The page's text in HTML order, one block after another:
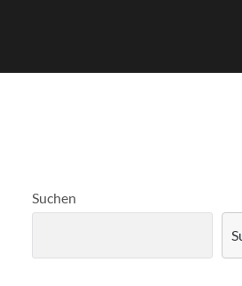
Suchen